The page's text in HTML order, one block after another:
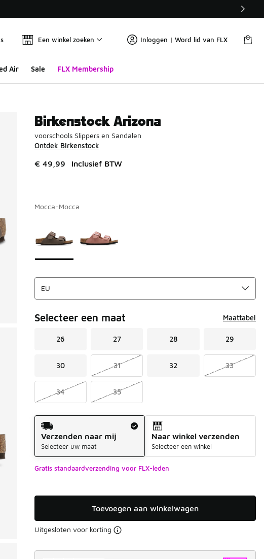
Een winkel zoeken Inloggen | Word lid van FLX
Air Sale FLX Membership
Birkenstock Arizona
voorschools Slippers en Sandalen
Ontdek Birkenstock
€ 49,99 Inclusief BTW
Mocca-Mocca
Selecteer een maat Maattabel
26 27 28 29
30 31 32 33
34 35
Verzendmethode
Verzenden naar mij
Selecteer uw maat
Naar winkel verzenden
Selecteer een winkel
Gratis standaardverzending voor FLX-leden
Toevoegen aan winkelwagen
Uitgesloten voor korting